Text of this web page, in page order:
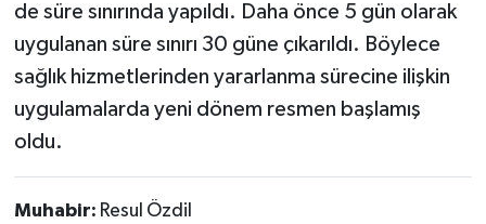
de süre sınırında yapıldı. Daha önce 5 gün olarak
uygulanan süre sınırı 30 güne çıkarıldı. Böylece
sağlık hizmetlerinden yararlanma sürecine ilişkin
uygulamalarda yeni dönem resmen başlamış
oldu.
Muhabir: Resul Özdil